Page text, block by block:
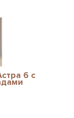
6 с